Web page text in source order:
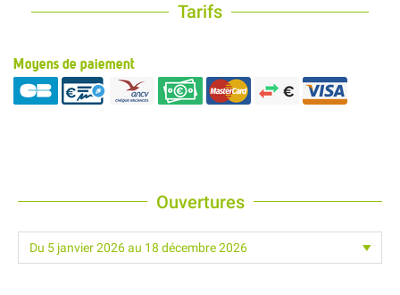
Tarifs
Moyens de paiement
Ouvertures